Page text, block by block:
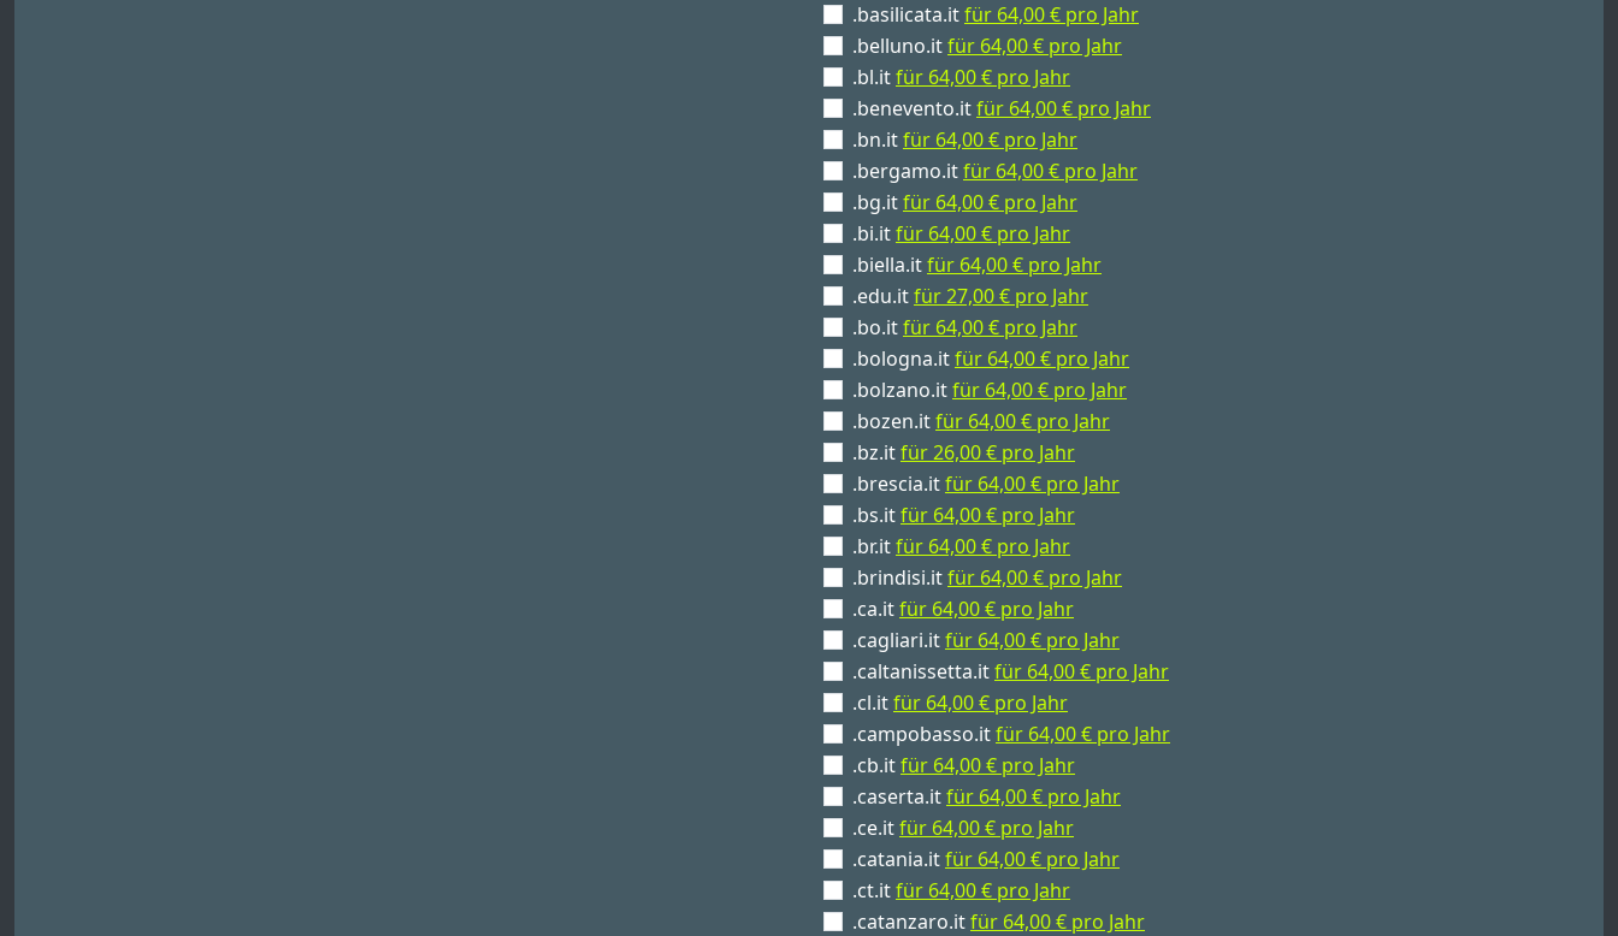
.basilicata.itfür 64,00 € pro Jahr
.belluno.itfür 64,00 € pro Jahr
.bl.itfür 64,00 € pro Jahr
.benevento.itfür 64,00 € pro Jahr
.bn.itfür 64,00 € pro Jahr
.bergamo.itfür 64,00 € pro Jahr
.bg.itfür 64,00 € pro Jahr
.bi.itfür 64,00 € pro Jahr
.biella.itfür 64,00 € pro Jahr
.edu.itfür 27,00 € pro Jahr
.bo.itfür 64,00 € pro Jahr
.bologna.itfür 64,00 € pro Jahr
.bolzano.itfür 64,00 € pro Jahr
.bozen.itfür 64,00 € pro Jahr
.bz.itfür 26,00 € pro Jahr
.brescia.itfür 64,00 € pro Jahr
.bs.itfür 64,00 € pro Jahr
.br.itfür 64,00 € pro Jahr
.brindisi.itfür 64,00 € pro Jahr
.ca.itfür 64,00 € pro Jahr
.cagliari.itfür 64,00 € pro Jahr
.caltanissetta.itfür 64,00 € pro Jahr
.cl.itfür 64,00 € pro Jahr
.campobasso.itfür 64,00 € pro Jahr
.cb.itfür 64,00 € pro Jahr
.caserta.itfür 64,00 € pro Jahr
.ce.itfür 64,00 € pro Jahr
.catania.itfür 64,00 € pro Jahr
.ct.itfür 64,00 € pro Jahr
.catanzaro.itfür 64,00 € pro Jahr